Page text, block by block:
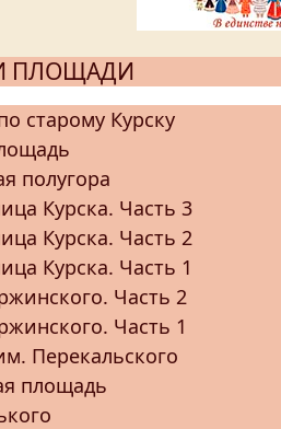
ПЛОЩАДИ
старому Курску
полугора
Курска. Часть 3
Курска. Часть 2
Курска. Часть 1
Часть 2
Часть 1
Перекальского
площадь